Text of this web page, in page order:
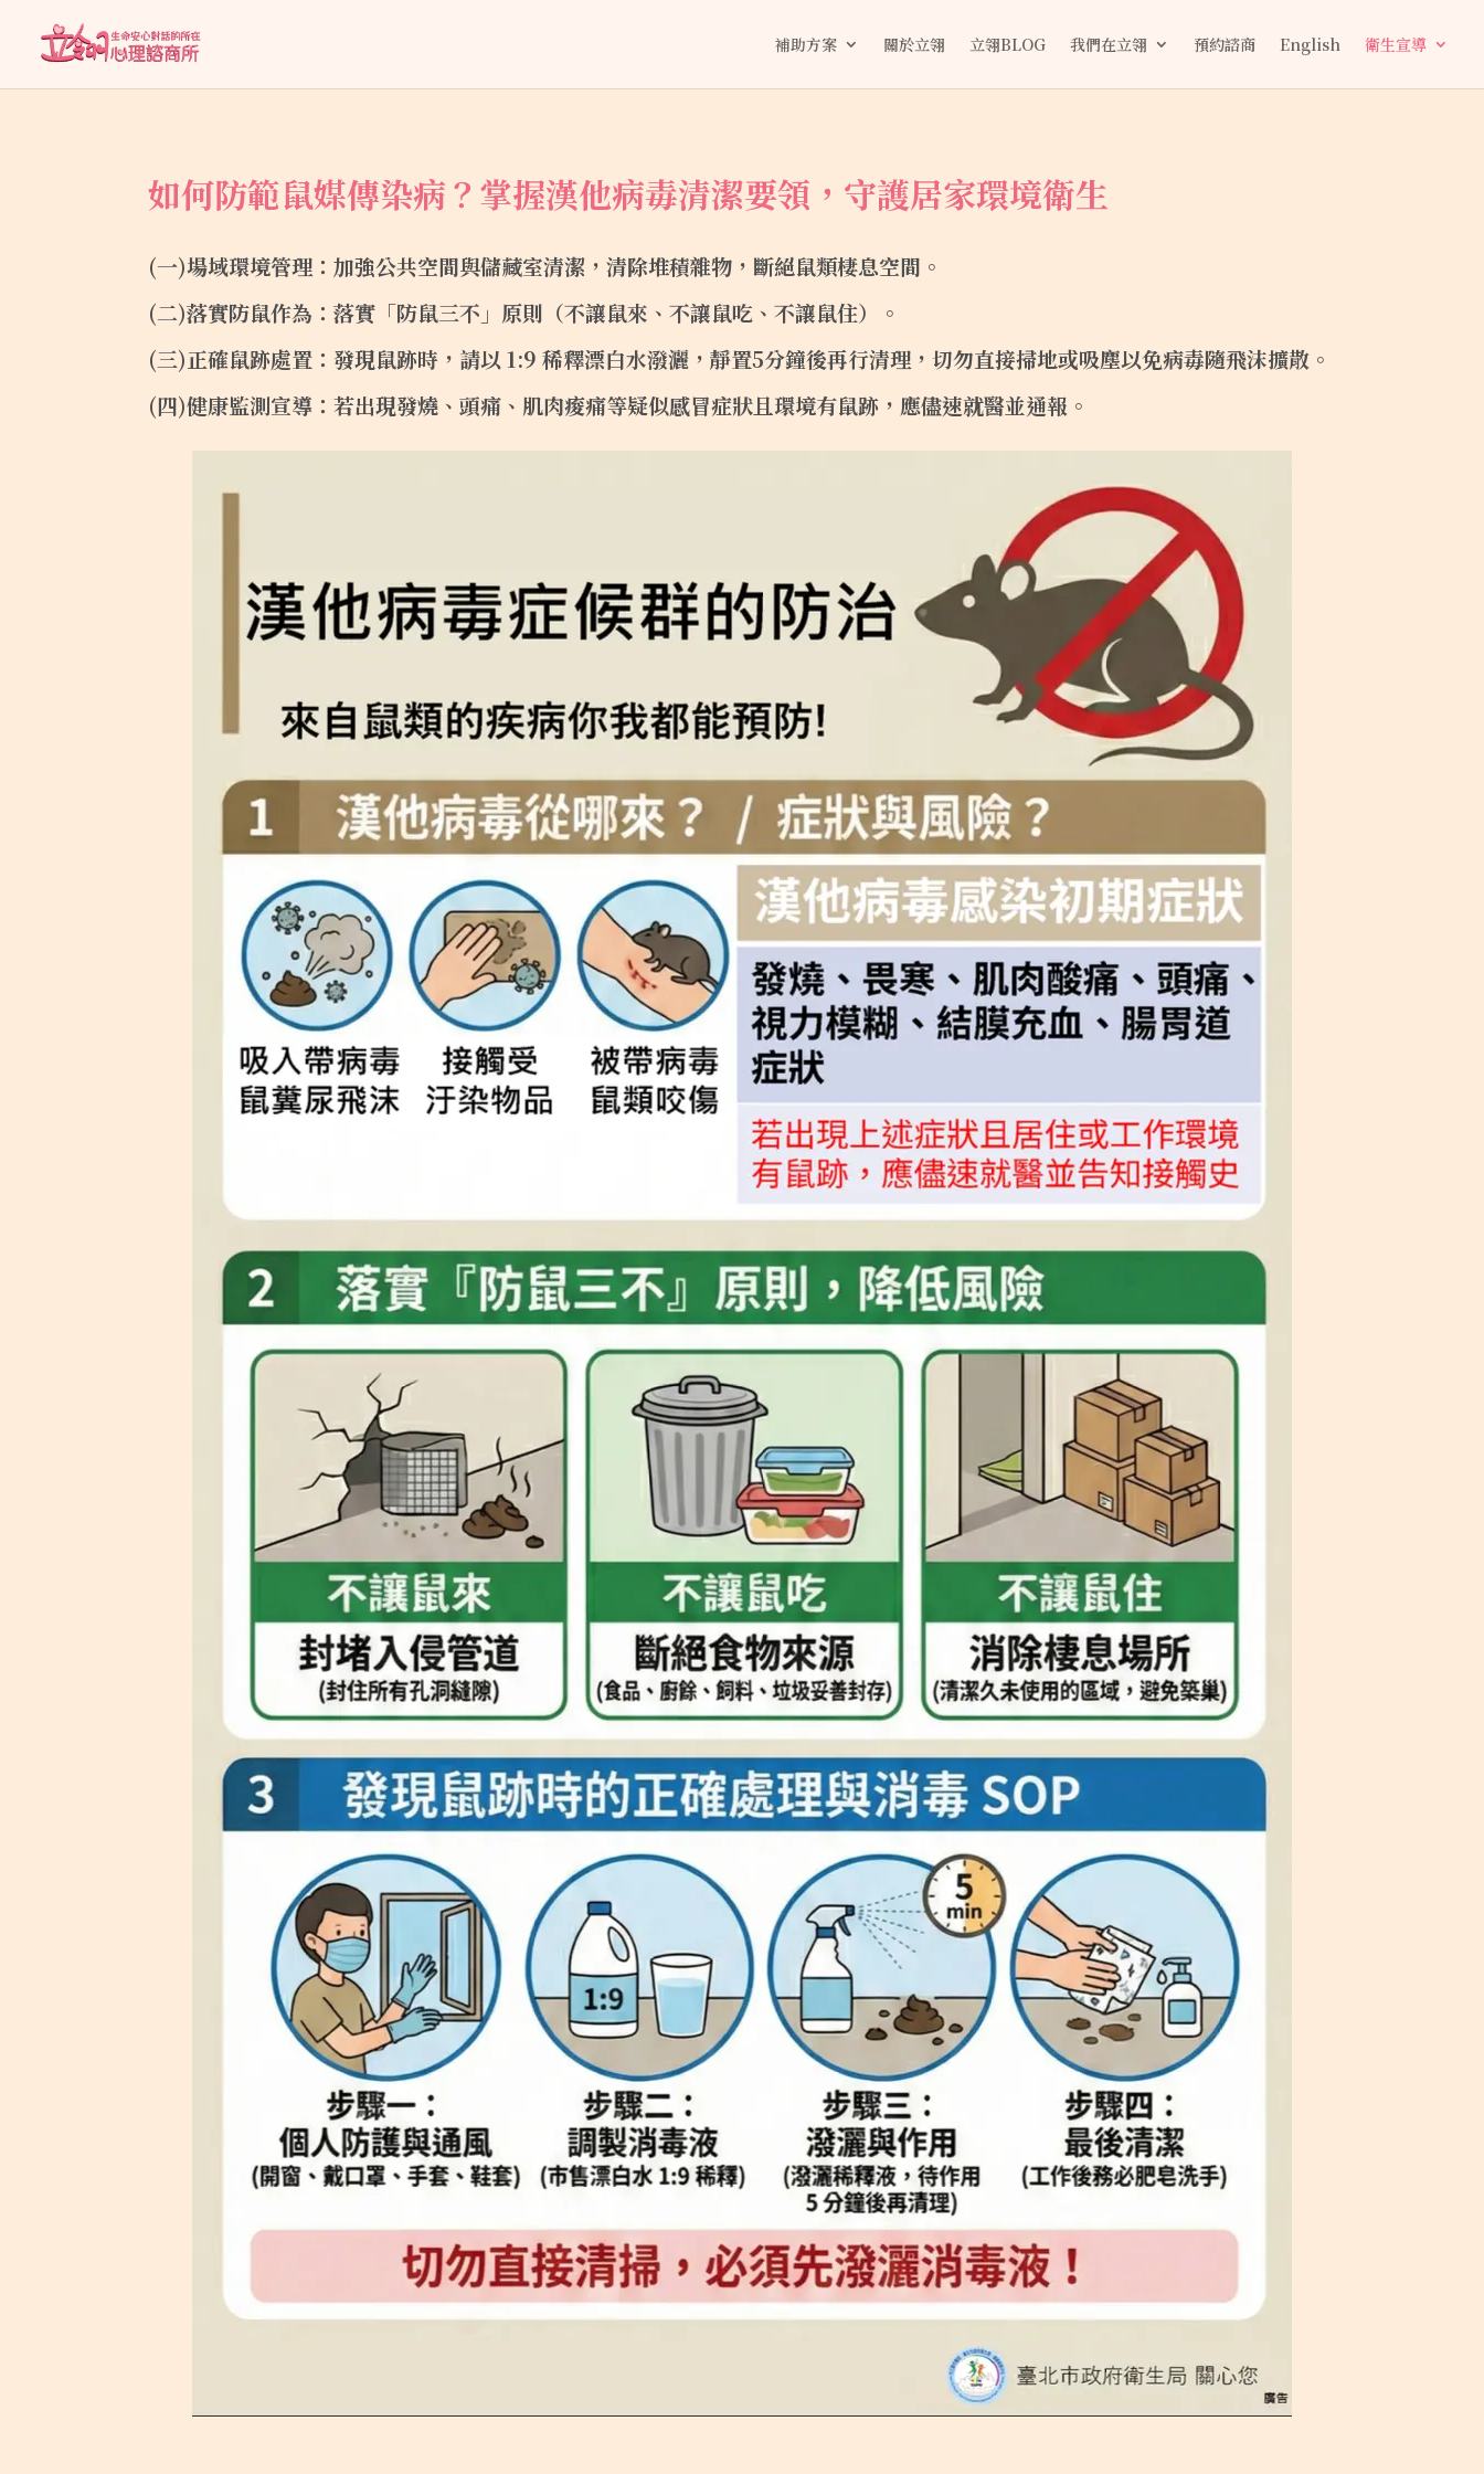
補助方案 關於立翎 立翎BLOG 我們在立翎 預約諮商 English 衛生宣導
如何防範鼠媒傳染病？掌握漢他病毒清潔要領，守護居家環境衛生
(一)場域環境管理：加強公共空間與儲藏室清潔，清除堆積雜物， 斷絕鼠類棲息空間 。
(二)落實防鼠作為：落實「防鼠三不」原則（不讓鼠來、不讓鼠吃、不讓鼠住）。
(三)正確鼠跡處置：發現鼠跡時，請以 1:9稀釋漂白水潑灑，靜置5分鐘後再行清理，切勿直接掃地或吸塵以免病毒隨飛沫擴散。
(四)健康監測宣導：若出現發燒、頭痛、 肌肉痠痛等疑似感冒症狀且環境有鼠跡，應儘速就醫並通報。